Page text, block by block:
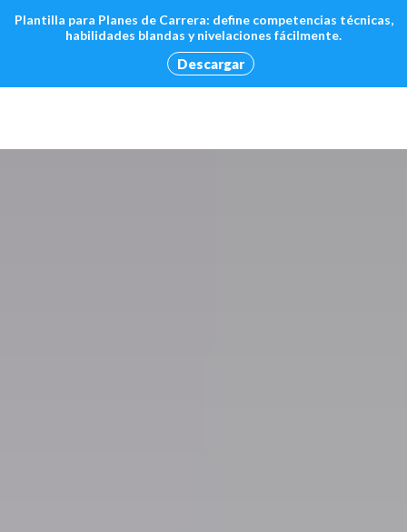
Plantilla para Planes de Carrera: define competencias técnicas,
habilidades blandas y nivelaciones fácilmente.
Descargar